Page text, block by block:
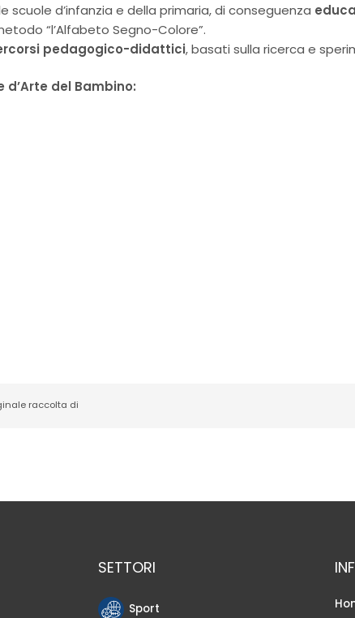
scuole d’infanzia e della primaria, di conseguenza
“l’Alfabeto Segno-Colore”.
pedagogico-didattici, basati sulla ricerca e
del Bambino:
raccolta di
SETTORI
Sport